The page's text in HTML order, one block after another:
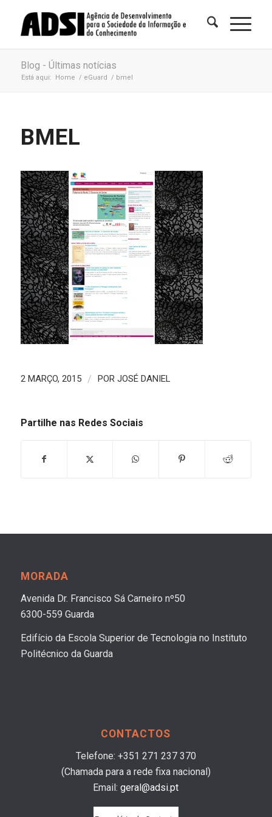
Blog - Últimas notícias
Está aqui: Home / eGuard / bmel
BMEL
2 MARÇO, 2015 / POR JOSÉ DANIEL
Partilhe nas Redes Sociais
MORADA
Avenida Dr. Francisco Sá Carneiro nº50
6300-559 Guarda
Edifício da Escola Superior de Tecnologia no Instituto
Politécnico da Guarda
CONTACTOS
Telefone: +351 271 237 370
(Chamada para a rede fixa nacional)
Email:geral@adsi.pt